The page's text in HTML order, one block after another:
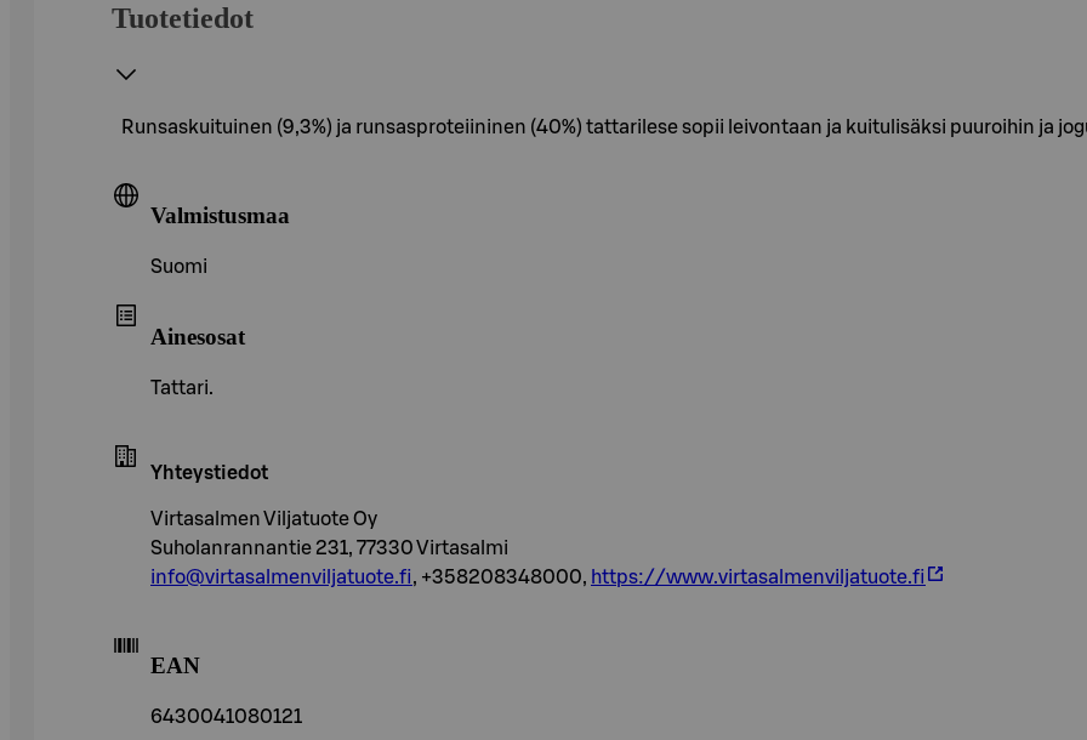
Tuotetiedot
Runsaskuituinen (9,3%) ja runsasproteiininen (40%) tattarilese sopii leivontaan ja kuitulisäksi puuroihin ja
Valmistusmaa
Suomi
Ainesosat
Tattari.
Yhteystiedot
Virtasalmen Viljatuote Oy
Suholanrannantie 231, 77330 Virtasalmi
info@virtasalmenviljatuote.fi, +358208348000, https://www.virtasalmenviljatuote.fi
EAN
6430041080121